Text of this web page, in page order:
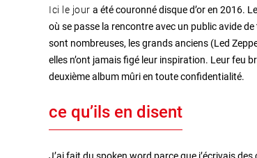
Ici le jour a été couronné disque d’or en 2016.
où se passe la rencontre avec un public avide
sont nombreuses, les grands anciens (Led
elles n’ont jamais figé leur inspiration. Leur feu
deuxième album mûri en toute confidentialité.
ce qu’ils en disent